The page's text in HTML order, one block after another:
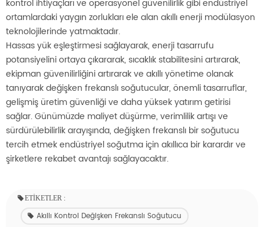
kontrol ihtiyaçları ve operasyonel güvenilirlik gibi endüstriyel
ortamlardaki yaygın zorlukları ele alan akıllı enerji modülasyon
teknolojilerinde yatmaktadır.
Hassas yük eşleştirmesi sağlayarak, enerji tasarrufu
potansiyelini ortaya çıkararak, sıcaklık stabilitesini artırarak,
ekipman güvenilirliğini artırarak ve akıllı yönetime olanak
tanıyarak değişken frekanslı soğutucular, önemli tasarruflar,
gelişmiş üretim güvenliği ve daha yüksek yatırım getirisi
sağlar. Günümüzde maliyet düşürme, verimlilik artışı ve
sürdürülebilirlik arayışında, değişken frekanslı bir soğutucu
tercih etmek endüstriyel soğutma için akıllıca bir karardır ve
şirketlere rekabet avantajı sağlayacaktır.
ETIKETLER :
Akıllı Kontrol Değişken Frekanslı Soğutucu